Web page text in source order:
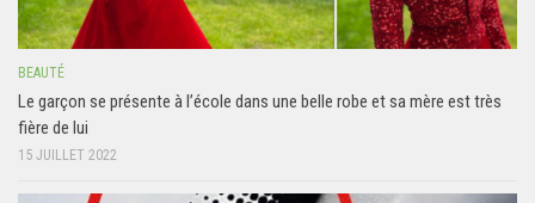
BEAUTÉ
Le garçon se présente à l’école dans une belle robe et sa mère est très
fière de lui
15 JUILLET 2022